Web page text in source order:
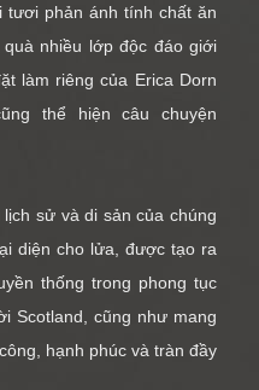
tươi phản ánh tính chất ăn
nhiều lớp độc đáo giới
làm riêng của Erica Dorn
thể hiện câu chuyện
sử và di sản của chúng
diện cho lửa, được tạo ra
thống trong phong tục
Scotland, cũng như mang
hạnh phúc và tràn đầy